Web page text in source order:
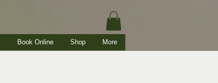
Book Online Shop More